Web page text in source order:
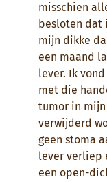
misschien
besloten dat
mijn dikke
een maand
lever. Ik
met die
tumor in mijn
verwijderd
geen stoma
lever verliep
een open-